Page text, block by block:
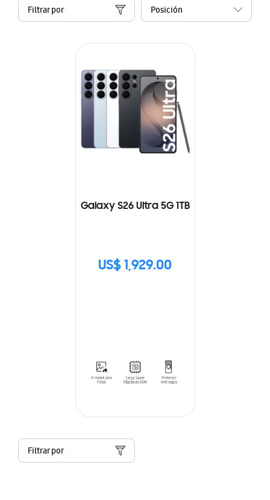
Filtrar por
Galaxy S26 Ultra 5G 1TB
US$ 1,929.00
Filtrar por